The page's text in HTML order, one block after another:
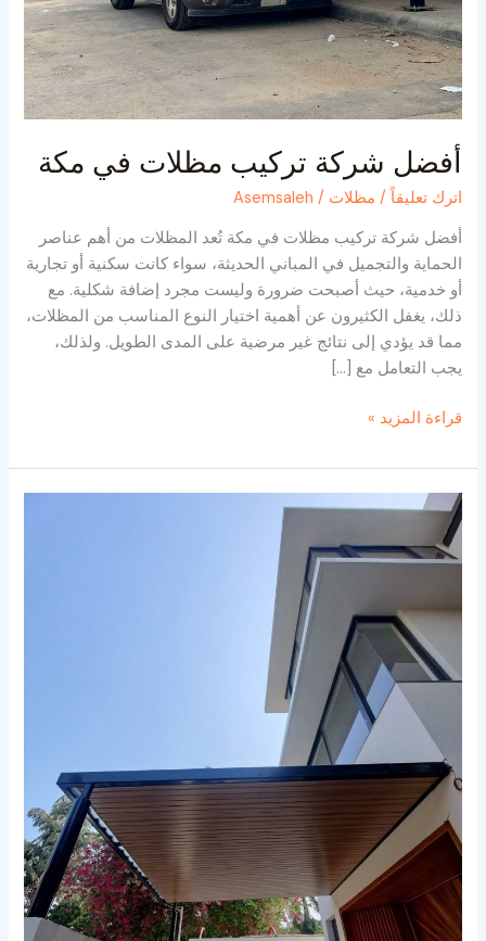
أفضل شركة تركيب مظلات في مكة
اترك تعليقاً / مظلات /
Asemsaleh
أفضل شركة تركيب مظلات في مكة تُعد المظلات من أهم عناصر
الحماية والتجميل في المباني الحديثة، سواء كانت سكنية أو تجارية
أو خدمية، حيث أصبحت ضرورة وليست مجرد إضافة شكلية. مع
ذلك، يغفل الكثيرون عن أهمية اختيار النوع المناسب من المظلات،
مما قد يؤدي إلى نتائج غير مرضية على المدى الطويل. ولذلك،
يجب التعامل مع […]
قراءة المزيد »
مظلات
بديل
الخشب
مكة